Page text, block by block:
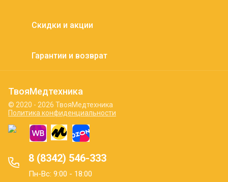
Скидки и акции
Гарантии и возврат
ТвояМедтехника
© 2020 - 2026 ТвояМедтехника
Политика конфиденциальности
8 (8342) 546-333
Пн-Вс: 9:00 - 18:00